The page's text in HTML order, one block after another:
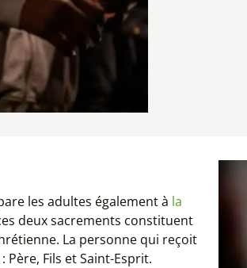
les adultes également à la
deux sacrements constituent
La personne qui reçoit
Fils et Saint-Esprit.